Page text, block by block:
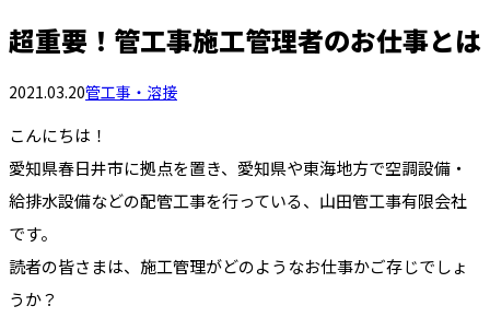
超重要！管工事施工管理者のお仕事とは
2021.03.20管工事・溶接
こんにちは！
愛知県春日井市に拠点を置き、愛知県や東海地方で空調設備・
給排水設備などの配管工事を行っている、山田管工事有限会社
です。
読者の皆さまは、施工管理がどのようなお仕事かご存じでしょ
うか？